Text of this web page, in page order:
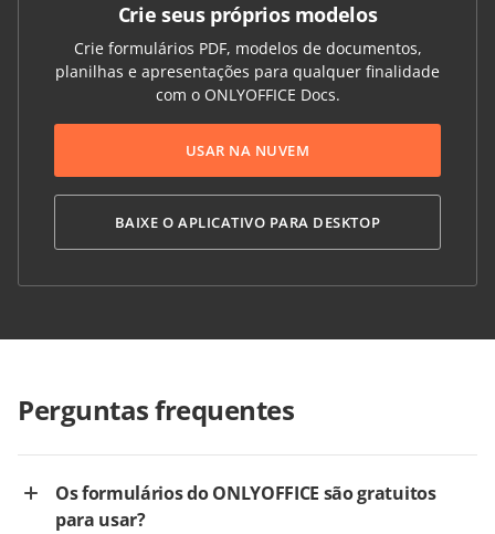
Crie seus próprios modelos
Crie formulários PDF, modelos de documentos,
planilhas e apresentações para qualquer finalidade
com o ONLYOFFICE Docs.
USAR NA NUVEM
BAIXE O APLICATIVO PARA DESKTOP
Perguntas frequentes
Os formulários do ONLYOFFICE são gratuitos
para usar?